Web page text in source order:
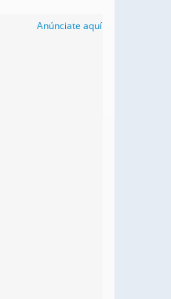
Anúnciate aquí